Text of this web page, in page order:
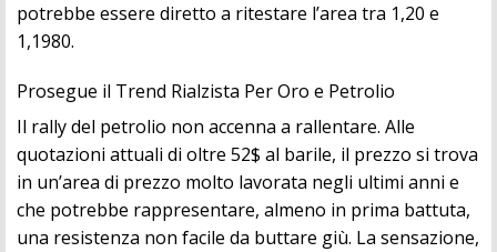
potrebbe essere diretto a ritestare l’area tra 1,20 e
1,1980.
Prosegue il Trend Rialzista Per Oro e Petrolio
Il rally del petrolio non accenna a rallentare. Alle
quotazioni attuali di oltre 52$ al barile, il prezzo si trova
in un’area di prezzo molto lavorata negli ultimi anni e
che potrebbe rappresentare, almeno in prima battuta,
una resistenza non facile da buttare giù. La sensazione,